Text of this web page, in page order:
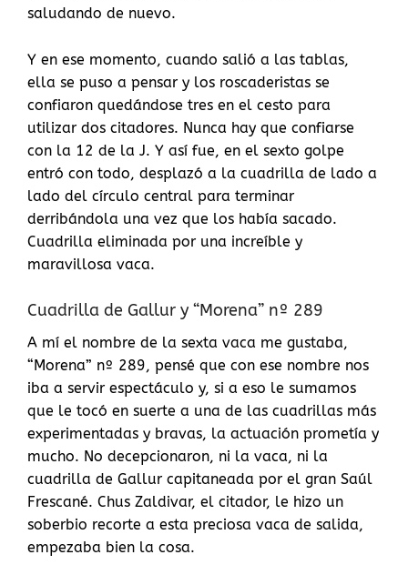
saludando de nuevo.
Y en ese momento, cuando salió a las tablas,
ella se puso a pensar y los roscaderistas se
confiaron quedándose tres en el cesto para
utilizar dos citadores. Nunca hay que confiarse
con la 12 de la J. Y así fue, en el sexto golpe
entró con todo, desplazó a la cuadrilla de lado a
lado del círculo central para terminar
derribándola una vez que los había sacado.
Cuadrilla eliminada por una increíble y
maravillosa vaca.
Cuadrilla de Gallur y “Morena” nº 289
A mí el nombre de la sexta vaca me gustaba,
“Morena” nº 289, pensé que con ese nombre nos
iba a servir espectáculo y, si a eso le sumamos
que le tocó en suerte a una de las cuadrillas más
experimentadas y bravas, la actuación prometía y
mucho. No decepcionaron, ni la vaca, ni la
cuadrilla de Gallur capitaneada por el gran Saúl
Frescané. Chus Zaldivar, el citador, le hizo un
soberbio recorte a esta preciosa vaca de salida,
empezaba bien la cosa.